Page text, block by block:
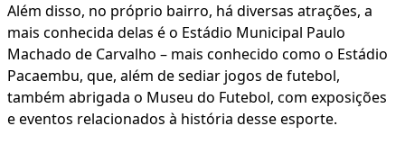
Além disso, no próprio bairro, há diversas atrações, a
mais conhecida delas é o Estádio Municipal Paulo
Machado de Carvalho – mais conhecido como o Estádio
Pacaembu, que, além de sediar jogos de futebol,
também abrigada o Museu do Futebol, com exposições
e eventos relacionados à história desse esporte.